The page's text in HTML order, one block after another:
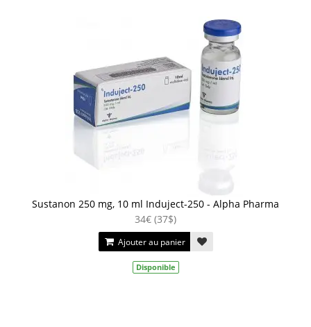
Sustanon 250 mg, 10 ml Induject-250 - Alpha Pharma
34€ (37$)
Ajouter au panier
Disponible